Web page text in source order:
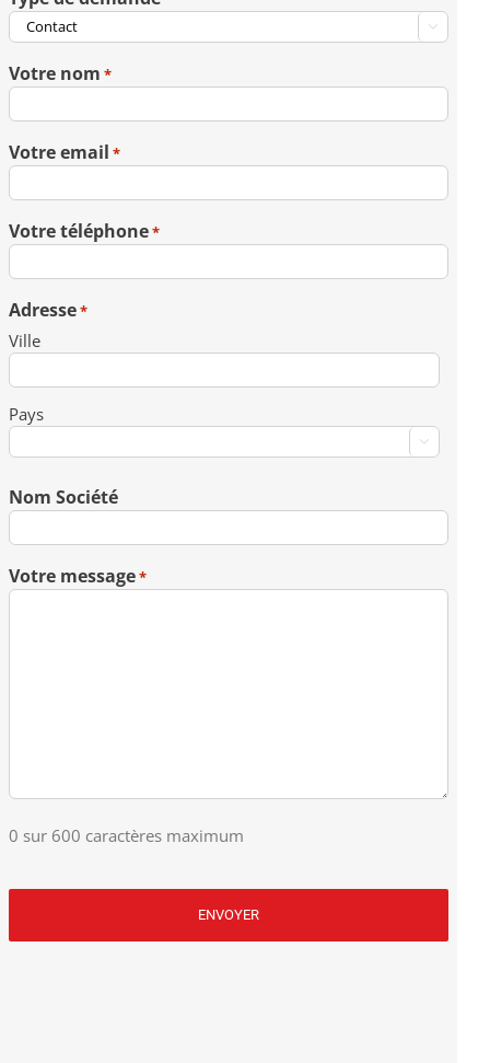

Votre nom *
Votre email *
Votre téléphone*
Adresse*
Ville
Pays

Nom Société
Votre message*
0 sur 600 caractères maximum